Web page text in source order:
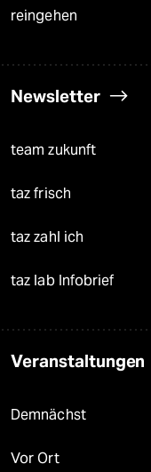
reingehen
Newsletter
team zukunft
taz frisch
taz zahl ich
taz lab Infobrief
Veranstaltungen
Demnächst
Vor Ort